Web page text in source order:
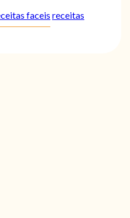
faceis receitas